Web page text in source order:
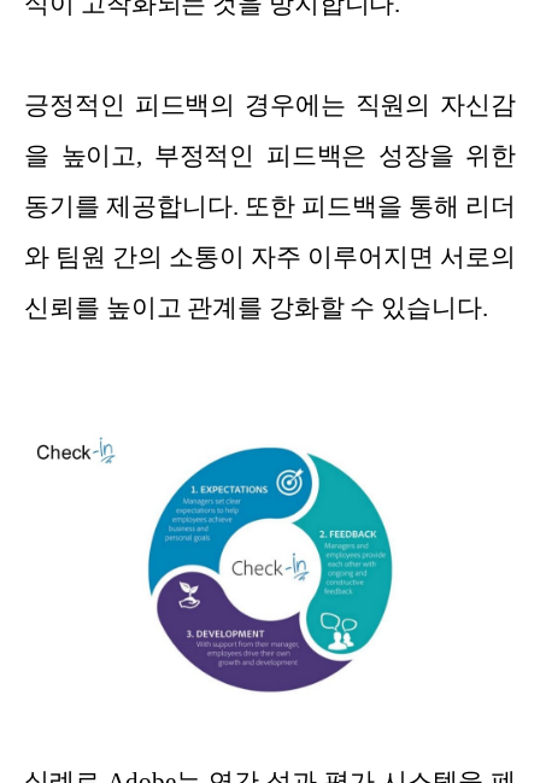
긍정적인 피드백의 경우에는 직원의 자신감
을 높이고, 부정적인 피드백은 성장을 위한
동기를 제공합니다. 또한 피드백을 통해 리더
와 팀원 간의 소통이 자주 이루어지면 서로의
신뢰를 높이고 관계를 강화할 수 있습니다.